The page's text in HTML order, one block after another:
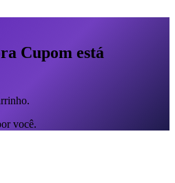
Cupom está
você.